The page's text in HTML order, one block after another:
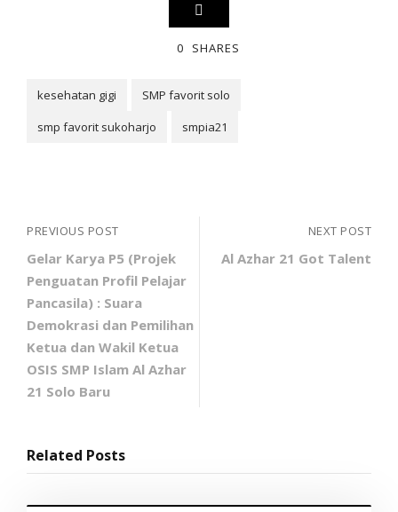
0 SHARES
kesehatan gigi
SMP favorit solo
smp favorit sukoharjo
smpia21
PREVIOUS POST
Gelar Karya P5 (Projek
Penguatan Profil Pelajar
Pancasila) : Suara
Demokrasi dan Pemilihan
Ketua dan Wakil Ketua
OSIS SMP Islam Al Azhar
21 Solo Baru
NEXT POST
Al Azhar 21 Got Talent
Related Posts